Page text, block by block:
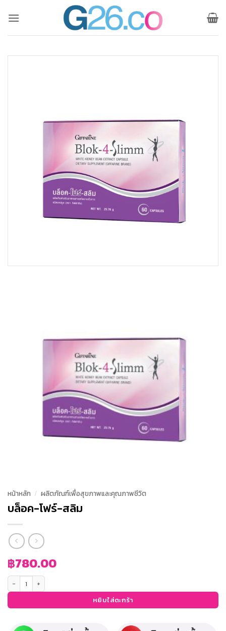
หน้าหลัก / ผลิตภัณฑ์เพื่อสุขภาพและคุณภาพชีวิต
บล็อค-โฟร์-สลิม
฿780.00
จำนวน บล็อค-โฟร์-สลิม ชิ้น
หยิบใส่ตะกร้า